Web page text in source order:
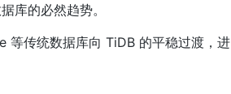
库的必然趋势。
等传统数据库向 TiDB 的平稳过渡，进